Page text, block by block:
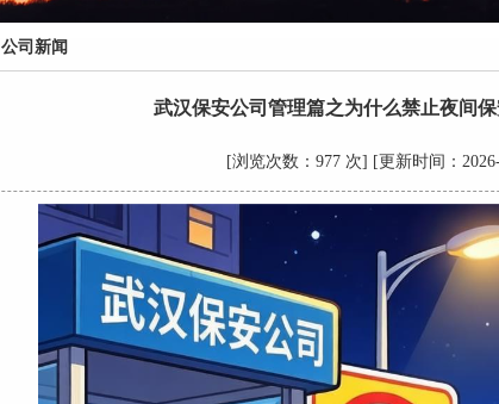
公司新闻
武汉保安公司管理篇之为什么禁止夜间
[浏览次数：977 次] [更新时间：